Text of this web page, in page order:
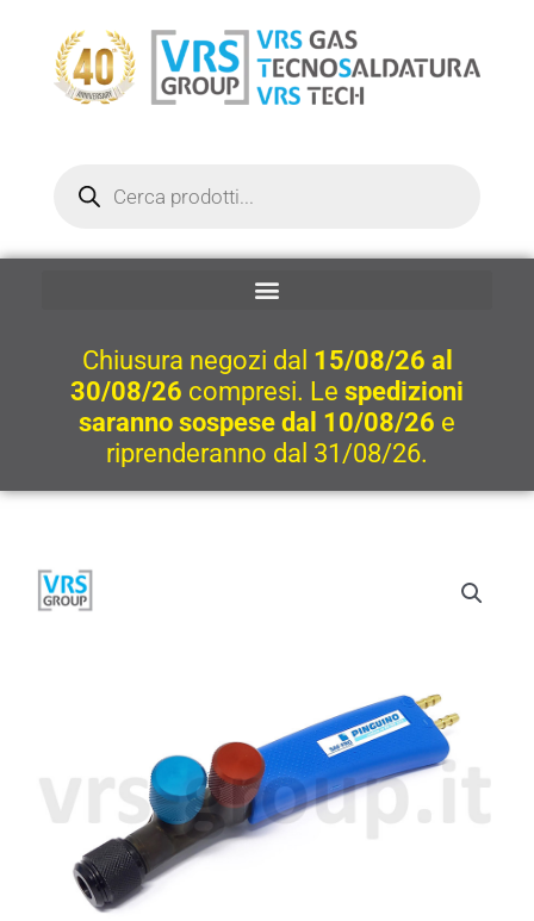
contenuto
Chiusura negozi dal 15/08/26 al
30/08/26 compresi. Le spedizioni
saranno sospese dal 10/08/26 e
riprenderanno dal 31/08/26.